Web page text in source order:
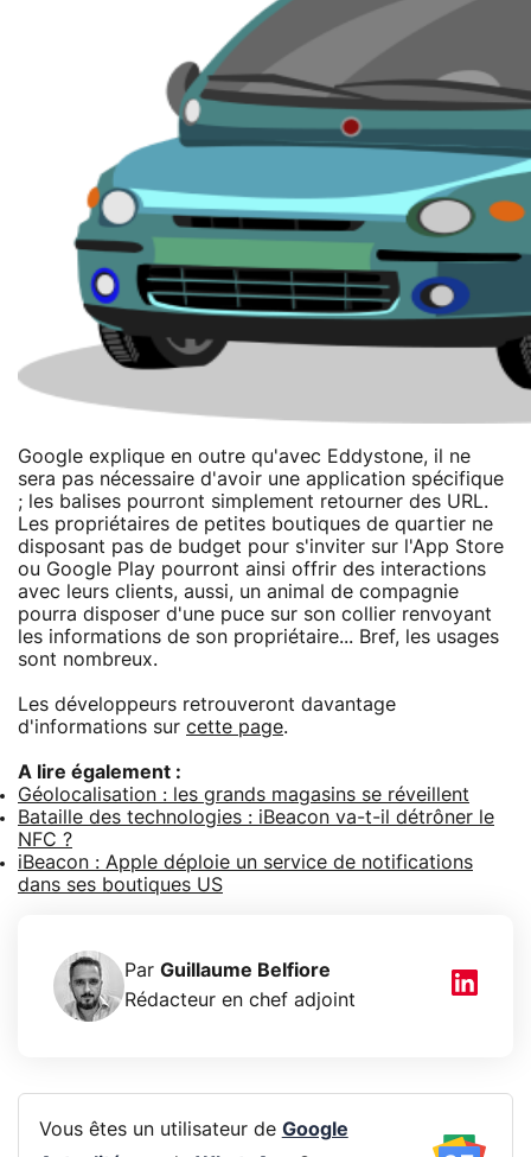
Google explique en outre qu'avec Eddystone, il ne
sera pas nécessaire d'avoir une application spécifique
; les balises pourront simplement retourner des URL.
Les propriétaires de petites boutiques de quartier ne
disposant pas de budget pour s'inviter sur l'App Store
ou Google Play pourront ainsi offrir des interactions
avec leurs clients, aussi, un animal de compagnie
pourra disposer d'une puce sur son collier renvoyant
les informations de son propriétaire... Bref, les usages
sont nombreux.
Les développeurs retrouveront davantage
d'informations sur cette page.
A lire également :
Géolocalisation : les grands magasins se réveillent
Bataille des technologies : iBeacon va-t-il détrôner le
NFC ?
iBeacon : Apple déploie un service de notifications
dans ses boutiques US
Par Guillaume Belfiore
Rédacteur en chef adjoint
Vous êtes un utilisateur de Google